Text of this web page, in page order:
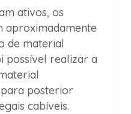
ativos, os
aproximadamente
de material
possível realizar a
posterior
cabíveis.